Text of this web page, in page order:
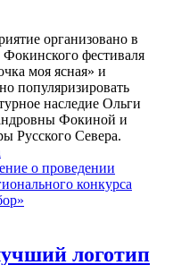
организовано в
Фокинского фестиваля
моя ясная» и
популяризировать
наследие Ольги
Фокиной и
Русского Севера.
о проведении
конкурса
логотип